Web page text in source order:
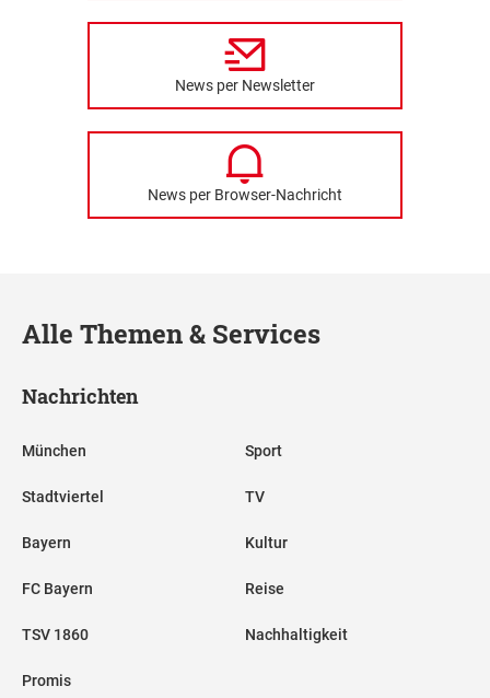
News per Newsletter
News per Browser-Nachricht
Alle Themen & Services
Nachrichten
München
Stadtviertel
Bayern
FC Bayern
TSV 1860
Promis
Sport
TV
Kultur
Reise
Nachhaltigkeit